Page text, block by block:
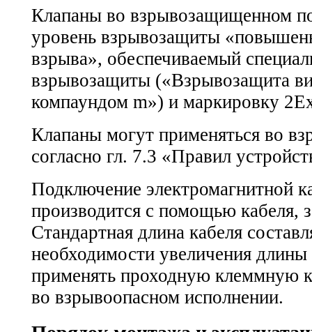
Клапаны во взрывозащищенном
уровень взрывозащиты
взрыва», обеспечиваемый
взрывозащиты («Взрывозащита
компаундом m») и маркировку
Клапаны могут применяться во
согласно гл. 7.3 «Правил
Подключение электромагнитной
производится с помощью кабеля,
Стандартная длина кабеля
необходимости увеличения длины
применять проходную клеммную
во взрывоопасном исполнении.